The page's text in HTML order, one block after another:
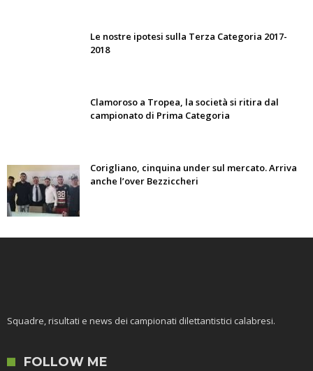
Le nostre ipotesi sulla Terza Categoria 2017-
2018
Clamoroso a Tropea, la società si ritira dal
campionato di Prima Categoria
Corigliano, cinquina under sul mercato. Arriva
anche l’over Bezziccheri
Squadre, risultati e news dei campionati dilettantistici calabresi.
FOLLOW ME